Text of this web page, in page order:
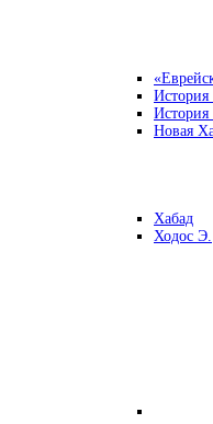
Новая
Хабад
Ходос Э.